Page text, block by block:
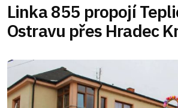
Linka 855 propojí
Ostravu přes Hradec